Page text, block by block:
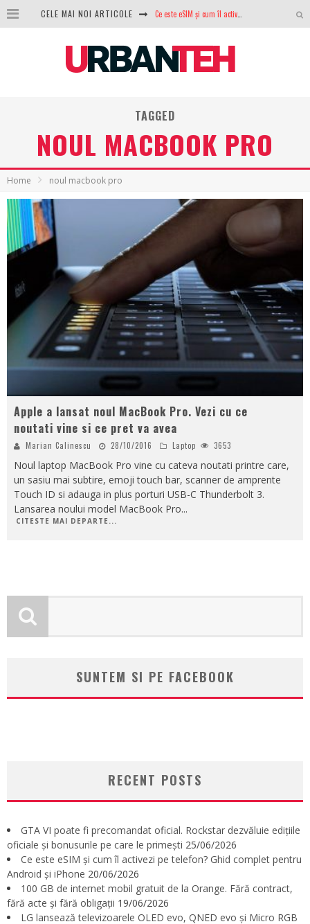
CELE MAI NOI ARTICOLE
100 GB de internet mobil gratuit de la Orange. Fără contract, fără acte și fără obligații
Analiza producției fotovoltaice în România – cât produce un sistem solar pe timp de iarnă?
NVIDIA avertizează: memoria RAM și SSD-urile ar putea deveni și mai scumpe în perioada următoare
GTA VI poate fi precomandat oficial. Rockstar dezvăluie edițiile oficiale și bonusurile pe care le primești
TAGGED
NOUL MACBOOK PRO
Home noul macbook pro
Apple a lansat noul MacBook Pro. Vezi cu ce
noutati vine si ce pret va avea
Marian Calinescu 28/10/2016 Laptop 3653
Noul laptop MacBook Pro vine cu cateva noutati printre care,
un sasiu mai subtire, emoji touch bar, scanner de amprente
Touch ID si adauga in plus porturi USB-C Thunderbolt 3.
Lansarea noului model MacBook Pro...
CITESTE MAI DEPARTE...
SUNTEM SI PE FACEBOOK
RECENT POSTS
GTA VI poate fi precomandat oficial. Rockstar dezvăluie edițiile
oficiale și bonusurile pe care le primești 25/06/2026
Ce este eSIM și cum îl activezi pe telefon? Ghid complet pentru
Android și iPhone 20/06/2026
100 GB de internet mobil gratuit de la Orange. Fără contract,
fără acte și fără obligații 19/06/2026
LG lansează televizoarele OLED evo, QNED evo și Micro RGB